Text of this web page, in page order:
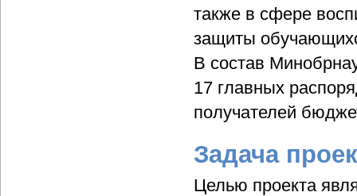
также в сфере
защиты
В состав
17 главных
получателей
Задача
Целью проекта